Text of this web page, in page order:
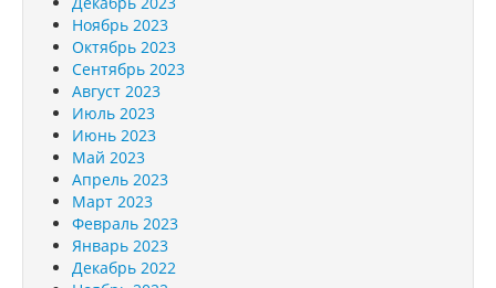
Ноябрь 2023
Октябрь 2023
Сентябрь 2023
Август 2023
Июль 2023
Июнь 2023
Май 2023
Апрель 2023
Март 2023
Февраль 2023
Январь 2023
Декабрь 2022